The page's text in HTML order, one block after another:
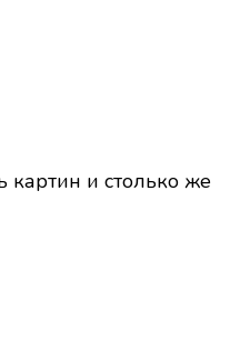
картин и столько же